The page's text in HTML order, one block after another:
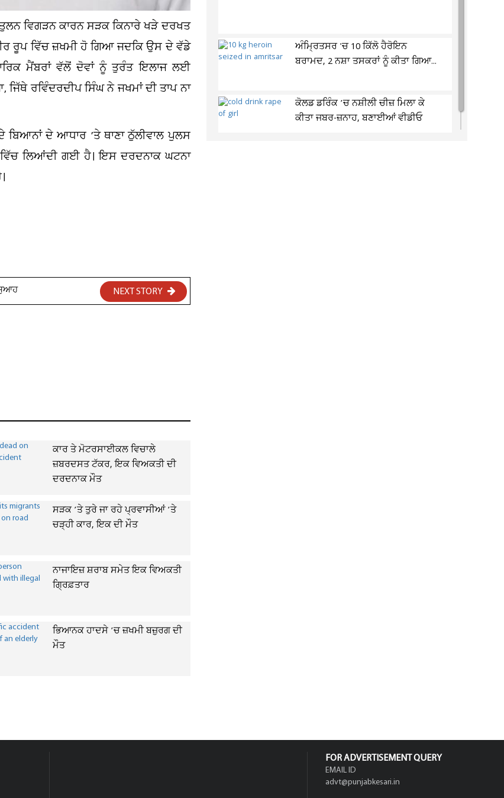
ਵਿਗੜਨ ਕਾਰਨ ਸੜਕ ਕਿਨਾਰੇ ਖੜੇ ਦਰਖਤ
ਰੂਪ ਵਿੱਚ ਜ਼ਖਮੀ ਹੋ ਗਿਆ ਜਦਕਿ ਉਸ ਦੇ ਵੱਡੇ
ਮੈਂਬਰਾਂ ਵੱਲੋਂ ਦੋਵਾਂ ਨੂੰ ਤੁਰੰਤ ਇਲਾਜ ਲਈ
ਰਵਿੰਦਰਦੀਪ ਸਿੰਘ ਨੇ ਜਖਮਾਂ ਦੀ ਤਾਪ ਨਾ
ਦੇ ਆਧਾਰ ’ਤੇ ਥਾਣਾ ਠੁੱਲੀਵਾਲ ਪੁਲਸ
ਲਿਆਂਦੀ ਗਈ ਹੈ। ਇਸ ਦਰਦਨਾਕ ਘਟਨਾ
NEXT STORY
ਕਾਰ ਤੇ ਮੋਟਰਸਾਈਕਲ ਵਿਚਾਲੇ
ਜ਼ਬਰਦਸਤ ਟੱਕਰ, ਇਕ ਵਿਅਕਤੀ ਦੀ
ਦਰਦਨਾਕ ਮੌਤ
ਸੜਕ ’ਤੇ ਤੁਰੇ ਜਾ ਰਹੇ ਪ੍ਰਵਾਸੀਆਂ ’ਤੇ
ਚੜ੍ਹੀ ਕਾਰ, ਇਕ ਦੀ ਮੌਤ
ਨਾਜਾਇਜ਼ ਸ਼ਰਾਬ ਸਮੇਤ ਇਕ ਵਿਅਕਤੀ
ਗ੍ਰਿਫ਼ਤਾਰ
ਭਿਆਨਕ ਹਾਦਸੇ ’ਚ ਜ਼ਖਮੀ ਬਜ਼ੁਰਗ ਦੀ
ਮੌਤ
ਅੰਮ੍ਰਿਤਸਰ 'ਚ 10 ਕਿੱਲੋ ਹੈਰੋਇਨ
ਬਰਾਮਦ, 2 ਨਸ਼ਾ ਤਸਕਰਾਂ ਨੂੰ ਕੀਤਾ ਗਿਆ...
ਕੋਲਡ ਡਰਿੰਕ ’ਚ ਨਸ਼ੀਲੀ ਚੀਜ਼ ਮਿਲਾ ਕੇ
ਕੀਤਾ ਜਬਰ-ਜ਼ਨਾਹ, ਬਣਾਈਆਂ ਵੀਡੀਓ
FOR ADVERTISEMENT QUERY
EMAIL ID
advt@punjabkesari.in